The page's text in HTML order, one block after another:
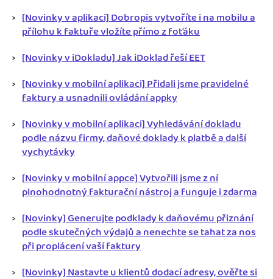
[Novinky v aplikaci] Dobropis vytvoříte i na mobilu a
přílohu k faktuře vložíte přímo z foťáku
[Novinky v iDokladu] Jak iDoklad řeší EET
[Novinky v mobilní aplikaci] Přidali jsme pravidelné
faktury a usnadnili ovládání appky
[Novinky v mobilní aplikaci] Vyhledávání dokladu
podle názvu firmy, daňové doklady k platbě a další
vychytávky
[Novinky v mobilní appce] Vytvořili jsme z ní
plnohodnotný fakturační nástroj a funguje i zdarma
[Novinky] Generujte podklady k daňovému přiznání
podle skutečných výdajů a nenechte se tahat za nos
při proplácení vaší faktury
[Novinky] Nastavte u klientů dodací adresy, ověřte si